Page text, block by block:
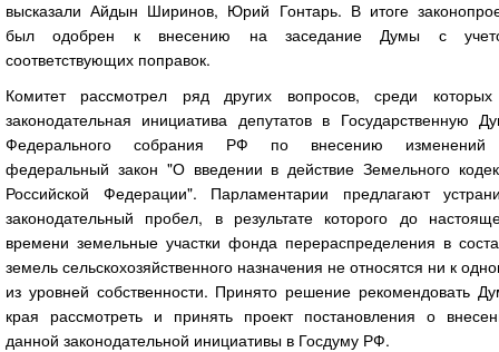
высказали Айдын Ширинов, Юрий Гонтарь. В итоге
был одобрен к внесению на заседание Думы с
соответствующих поправок.
Комитет рассмотрел ряд других вопросов, среди
законодательная инициатива депутатов в Государственную
Федерального собрания РФ по внесению
федеральный закон "О введении в действие Земельного
Российской Федерации". Парламентарии предлагают
законодательный пробел, в результате которого до
времени земельные участки фонда перераспределения в
земель сельскохозяйственного назначения не относятся ни к
из уровней собственности. Принято решение рекомендовать
края рассмотреть и принять проект постановления о
данной законодательной инициативы в Госдуму РФ.